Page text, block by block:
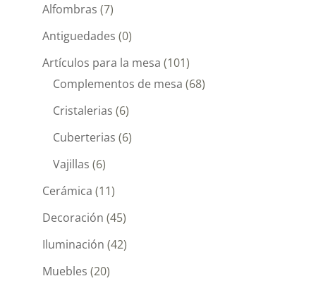
Alfombras (7)
Antiguedades (0)
Artículos para la mesa (101)
Complementos de mesa (68)
Cristalerias (6)
Cuberterias (6)
Vajillas (6)
Cerámica (11)
Decoración (45)
Iluminación (42)
Muebles (20)